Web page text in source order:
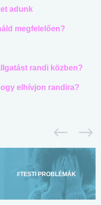
adunk
megfelelően?
randi közben?
elhívjon randira?
#TESTI PROBLÉMÁK